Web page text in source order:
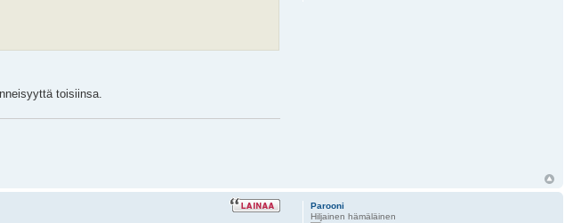
toisiinsa.
Parooni
Hiljainen hämäläinen